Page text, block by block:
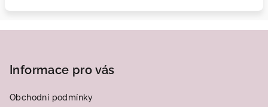
Informace pro vás
Obchodní podmínky